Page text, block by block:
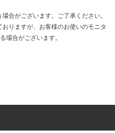
合がございます。ご了承ください。
りますが、お客様のお使いのモニタ
場合がございます。